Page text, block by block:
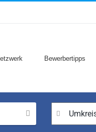
Bewerbertipps